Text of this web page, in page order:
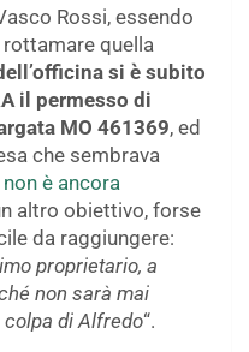
Rossi, essendo
rottamare quella
si è subito
il permesso di
MO 461369, ed
che sembrava
è ancora
altro obiettivo, forse
da raggiungere:
proprietario, a
non sarà mai
colpa di Alfredo“.